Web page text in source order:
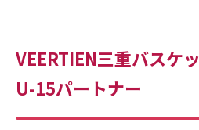
VEERTIEN三重バスケ
U-15パートナー